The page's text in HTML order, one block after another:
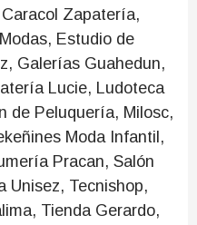
Zapatería,
Estudio de
Galerías Guahedun,
Lucie, Ludoteca
de Peluquería, Milosc,
Moda Infantil,
Pracan, Salón
Unisez, Tecnishop,
Tienda Gerardo,